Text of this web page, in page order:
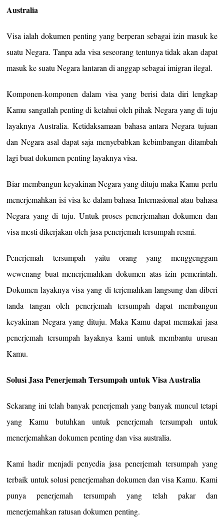
Australia
Visa ialah dokumen penting yang berperan sebagai izin masuk ke
suatu Negara. Tanpa ada visa seseorang tentunya tidak akan dapat
masuk ke suatu Negara lantaran di anggap sebagai imigran ilegal.
Komponen-komponen dalam visa yang berisi data diri lengkap
Kamu sangatlah penting di ketahui oleh pihak Negara yang di tuju
layaknya Australia. Ketidaksamaan bahasa antara Negara tujuan
dan Negara asal dapat saja menyebabkan kebimbangan ditambah
lagi buat dokumen penting layaknya visa.
Biar membangun keyakinan Negara yang dituju maka Kamu perlu
menerjemahkan isi visa ke dalam bahasa Internasional atau bahasa
Negara yang di tuju. Untuk proses penerjemahan dokumen dan
visa mesti dikerjakan oleh jasa penerjemah tersumpah resmi.
Penerjemah tersumpah yaitu orang yang menggenggam
wewenang buat menerjemahkan dokumen atas izin pemerintah.
Dokumen layaknya visa yang di terjemahkan langsung dan diberi
tanda tangan oleh penerjemah tersumpah dapat membangun
keyakinan Negara yang dituju. Maka Kamu dapat memakai jasa
penerjemah tersumpah layaknya kami untuk membantu urusan
Kamu.
Solusi Jasa Penerjemah Tersumpah untuk Visa Australia
Sekarang ini telah banyak penerjemah yang banyak muncul tetapi
yang Kamu butuhkan untuk penerjemah tersumpah untuk
menerjemahkan dokumen penting dan visa australia.
Kami hadir menjadi penyedia jasa penerjemah tersumpah yang
terbaik untuk solusi penerjemahan dokumen dan visa Kamu. Kami
punya penerjemah tersumpah yang telah pakar dan
menerjemahkan ratusan dokumen penting.